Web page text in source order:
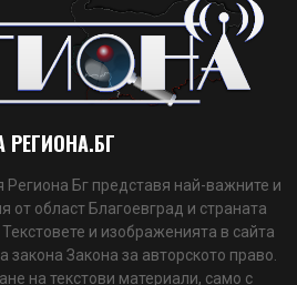
РЕГИОНА.БГ
Бг представя най-важните и
от област Благоевград и страната
и изображенията в сайта
закона Закона за авторското право.
на текстови материали, само с